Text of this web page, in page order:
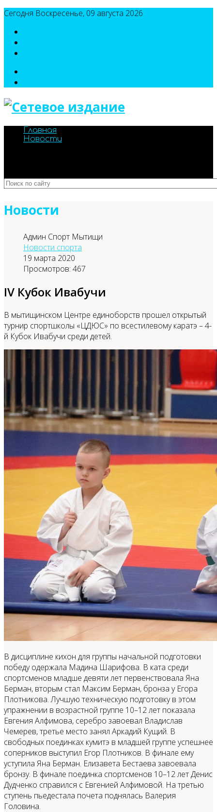
Сегодня Воскресенье, 09 августа 2026
Главная
Новости
Новости
Админ Спорт Мытищи
Новости спорта
19 марта 2020
Просмотров: 467
IV Кубок Ивабучи
В мытищинском Центре единоборств прошел открытый
турнир спортшколы «ЦДЮС» по всестилевому каратэ – 4-
й Кубок Ивабучи среди детей.
В дисциплине кихон для группы начальной подготовки
победу одержала Мадина Шарифова. В ката среди
спортсменов младше девяти лет первенствовала Яна
Берман, вторым стал Максим Берман, бронза у Егора
Плотникова. Лучшую техническую подготовку в этом
упражнении в возрастной группе 10–12 лет показала
Евгения Алфимова, серебро завоевал Владислав
Чемерев, третье место занял Аркадий Кущий. В
свободных поединках кумитэ в младшей группе успешнее
соперников выступил Егор Плотников. В финале ему
уступила Яна Берман. Елизавета Бестаева завоевала
бронзу. В финале поединка спортсменов 10–12 лет Денис
Дудченко справился с Евгенией Алфимовой. На третью
ступень пьедестала почета поднялась Валерия
Головина.